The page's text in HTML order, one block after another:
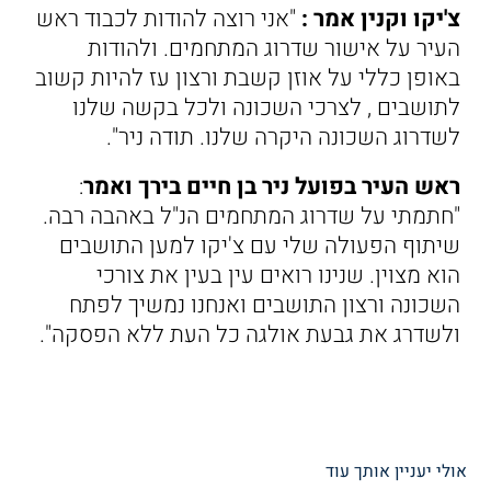
צ'יקו וקנין אמר : "אני רוצה להודות לכבוד ראש
העיר על אישור שדרוג המתחמים. ולהודות
באופן כללי על אוזן קשבת ורצון עז להיות קשוב
לתושבים , לצרכי השכונה ולכל בקשה שלנו
לשדרוג השכונה היקרה שלנו. תודה ניר".
ראש העיר בפועל ניר בן חיים בירך ואמר:
"חתמתי על שדרוג המתחמים הנ"ל באהבה רבה.
שיתוף הפעולה שלי עם צ'יקו למען התושבים
הוא מצוין. שנינו רואים עין בעין את צורכי
השכונה ורצון התושבים ואנחנו נמשיך לפתח
ולשדרג את גבעת אולגה כל העת ללא הפסקה".
אולי יעניין אותך עוד